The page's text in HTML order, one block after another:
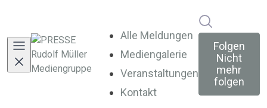
Alle Meldungen
Mediengalerie
Veranstaltungen
Kontakt
Folgen
Nicht
mehr
folgen